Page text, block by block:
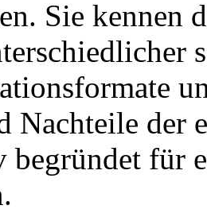
Sie kennen
Nachteile der
begründet für